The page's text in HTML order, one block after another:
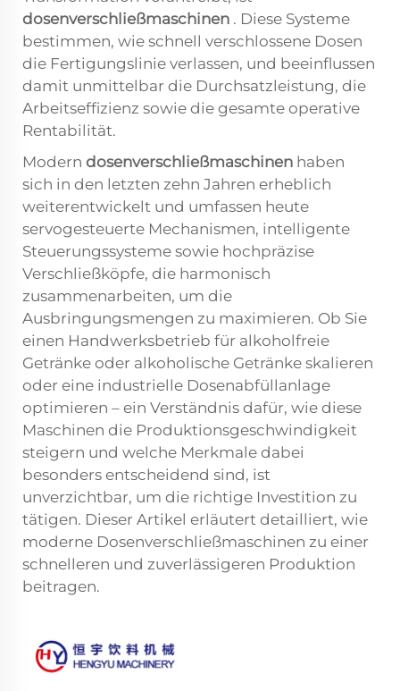
dosenverschließmaschinen . Diese Systeme
bestimmen, wie schnell verschlossene Dosen
die Fertigungslinie verlassen, und beeinflussen
damit unmittelbar die Durchsatzleistung, die
Arbeitseffizienz sowie die gesamte operative
Rentabilität.
Modern dosenverschließmaschinen haben
sich in den letzten zehn Jahren erheblich
weiterentwickelt und umfassen heute
servogesteuerte Mechanismen, intelligente
Steuerungssysteme sowie hochpräzise
Verschließköpfe, die harmonisch
zusammenarbeiten, um die
Ausbringungsmengen zu maximieren. Ob Sie
einen Handwerksbetrieb für alkoholfreie
Getränke oder alkoholische Getränke skalieren
oder eine industrielle Dosenabfüllanlage
optimieren – ein Verständnis dafür, wie diese
Maschinen die Produktionsgeschwindigkeit
steigern und welche Merkmale dabei
besonders entscheidend sind, ist
unverzichtbar, um die richtige Investition zu
tätigen. Dieser Artikel erläutert detailliert, wie
moderne Dosenverschließmaschinen zu einer
schnelleren und zuverlässigeren Produktion
beitragen.